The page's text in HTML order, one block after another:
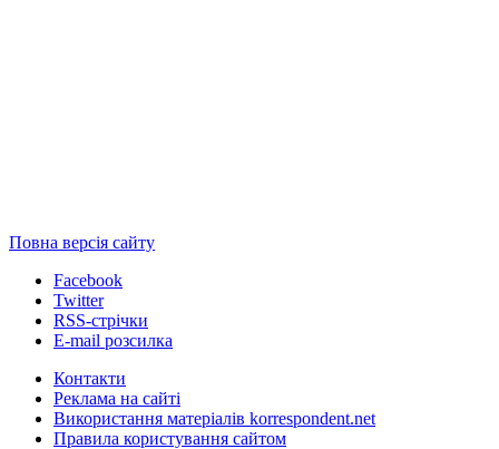
Повна версія сайту
Facebook
Twitter
RSS-стрічки
E-mail розсилка
Контакти
Реклама на сайті
Використання матеріалів korrespondent.net
Правила користування сайтом